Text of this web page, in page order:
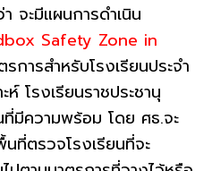
จะมีแผนการดำเนิน
Safety Zone in
การสำหรับโรงเรียนประจำ
ห์ โรงเรียนราชประชานุ
ที่มีความพร้อม โดย ศธ.จะ
ที่ตรวจโรงเรียนที่จะ